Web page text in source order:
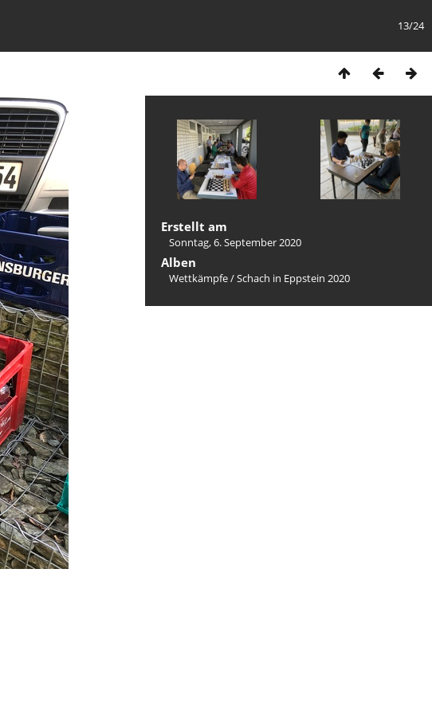
13/24
Erstellt am
Sonntag, 6. September 2020
Alben
Wettkämpfe/Schach in Eppstein 2020